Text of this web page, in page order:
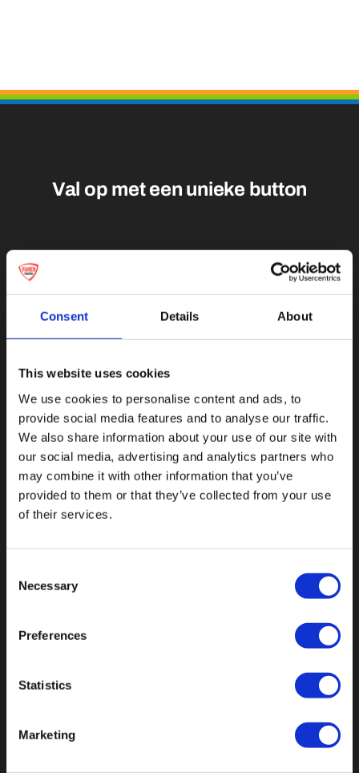
Consent Details About
This website uses cookies
We use cookies to personalise content and ads, to
provide social media features and to analyse our traffic.
We also share information about your use of our site with
our social media, advertising and analytics partners who
may combine it with other information that you’ve
provided to them or that they’ve collected from your use
of their services.
Selection
Necessary
Preferences
Statistics
Marketing
Magneten
Val op met een unieke
Botnische Golf 9a, 3446CN Woerden
info@vianenonline.nl
CATEGORIEËN
Pins
Sleutelhangers